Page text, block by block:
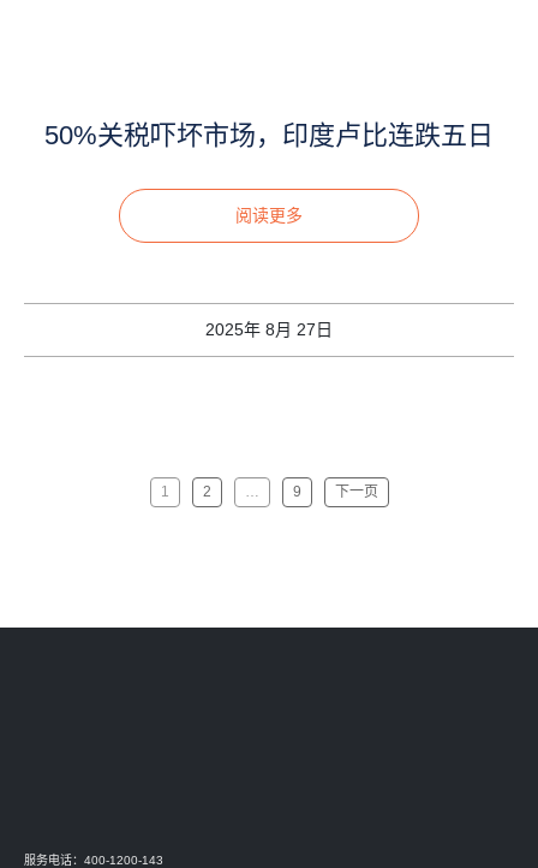
50%关税吓坏市场，印度卢比连跌五日
阅读更多
2025年 8月 27日
1 2 … 9 下一页
服务电话：400-1200-143